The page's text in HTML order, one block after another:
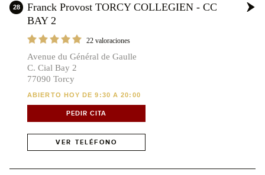
28
Franck Provost TORCY COLLEGIEN - CC
BAY 2
22 valoraciones
Avenue du Général de Gaulle
C. Cial Bay 2
77090 Torcy
ABIERTO HOY DE 9:30 A 20:00
PEDIR CITA
VER TELÉFONO